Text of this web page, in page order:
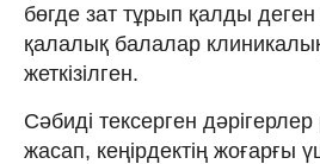
бөгде зат тұрып қалды
қалалық балалар
жеткізілген.
Сәбиді тексерген
жасап, кеңірдектің жоғарғы